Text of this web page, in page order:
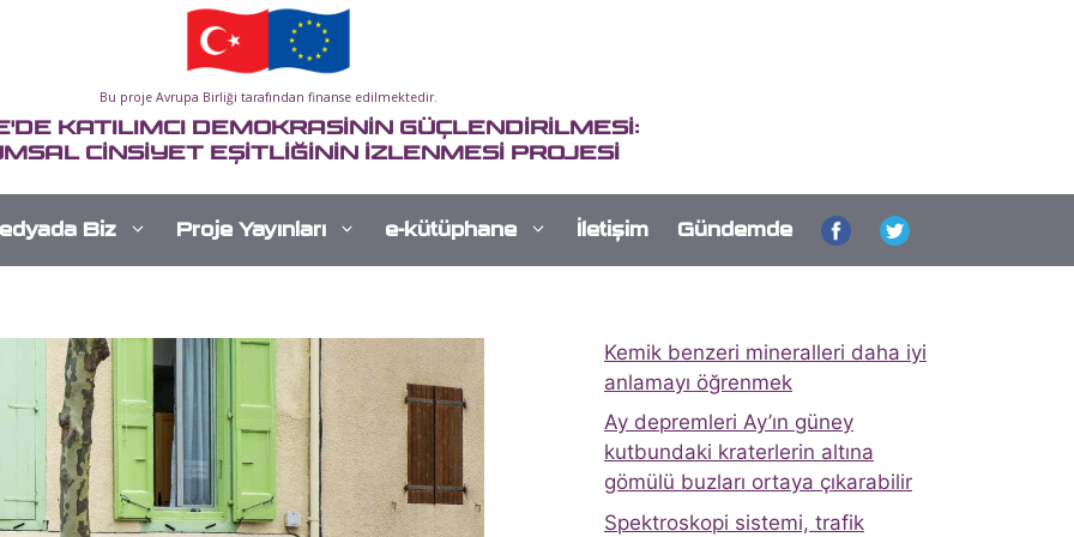
Bu proje Avrupa Birliği tarafından finanse edilmektedir.
KATILIMCI DEMOKRASİNİN GÜÇLENDİRİLMESİ:
CİNSİYET EŞİTLİĞİNİN İZLENMESİ PROJESİ
Biz Proje Yayınları e-kütüphane İletişim Gündemde
Kemik benzeri mineralleri daha iyi
anlamayı öğrenmek
Ay depremleri Ay’ın güney
kutbundaki kraterlerin altına
gömülü buzları ortaya çıkarabilir
Spektroskopi sistemi, trafik